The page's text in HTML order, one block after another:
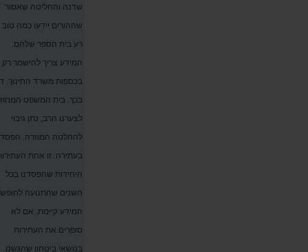
שדנה והחליטה שאסור
שההורים יידעו כמה טוב
רע בית הספר שלהם.
המידע צריך להישמר רק
בכספות משרד החינוך.
בכך. בית המשפט
לצערנו הרב, נתן גיבוי
להחלטה המוזרה.
בעתירה. זו אחת
היחידות שהפסדנו בכל
השנים שהתנועה לחופש
המידע קיימת, אם לא
סופרים את העתירות
בנושאי ביטחון שהגשנו.